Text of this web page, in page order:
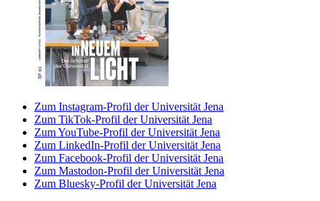
Zum Instagram-Profil der Universität Jena
Zum TikTok-Profil der Universität Jena
Zum YouTube-Profil der Universität Jena
Zum LinkedIn-Profil der Universität Jena
Zum Facebook-Profil der Universität Jena
Zum Mastodon-Profil der Universität Jena
Zum Bluesky-Profil der Universität Jena